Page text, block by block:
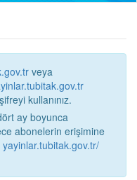
veya
kullanınız.
ay boyunca
abonelerin erişimine
yayinlar.tubitak.gov.tr/